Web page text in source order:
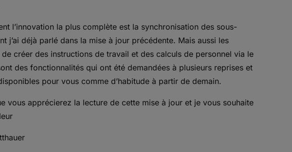
l’innovation la plus complète est la synchronisation des sous-
j’ai déjà parlé dans la mise à jour précédente. Mais aussi les
créer des instructions de travail et des calculs de personnel via le
des fonctionnalités qui ont été demandées à plusieurs reprises et
pour vous comme d’habitude à partir de demain.
vous apprécierez la lecture de cette mise à jour et je vous souhaite